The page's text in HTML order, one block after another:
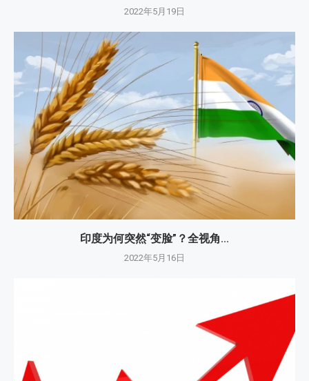
2022年5月19日
印度为何突然“变脸”？全视角...
2022年5月16日